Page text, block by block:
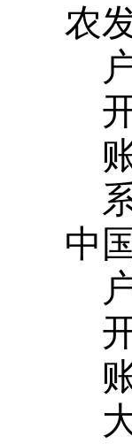
农
中